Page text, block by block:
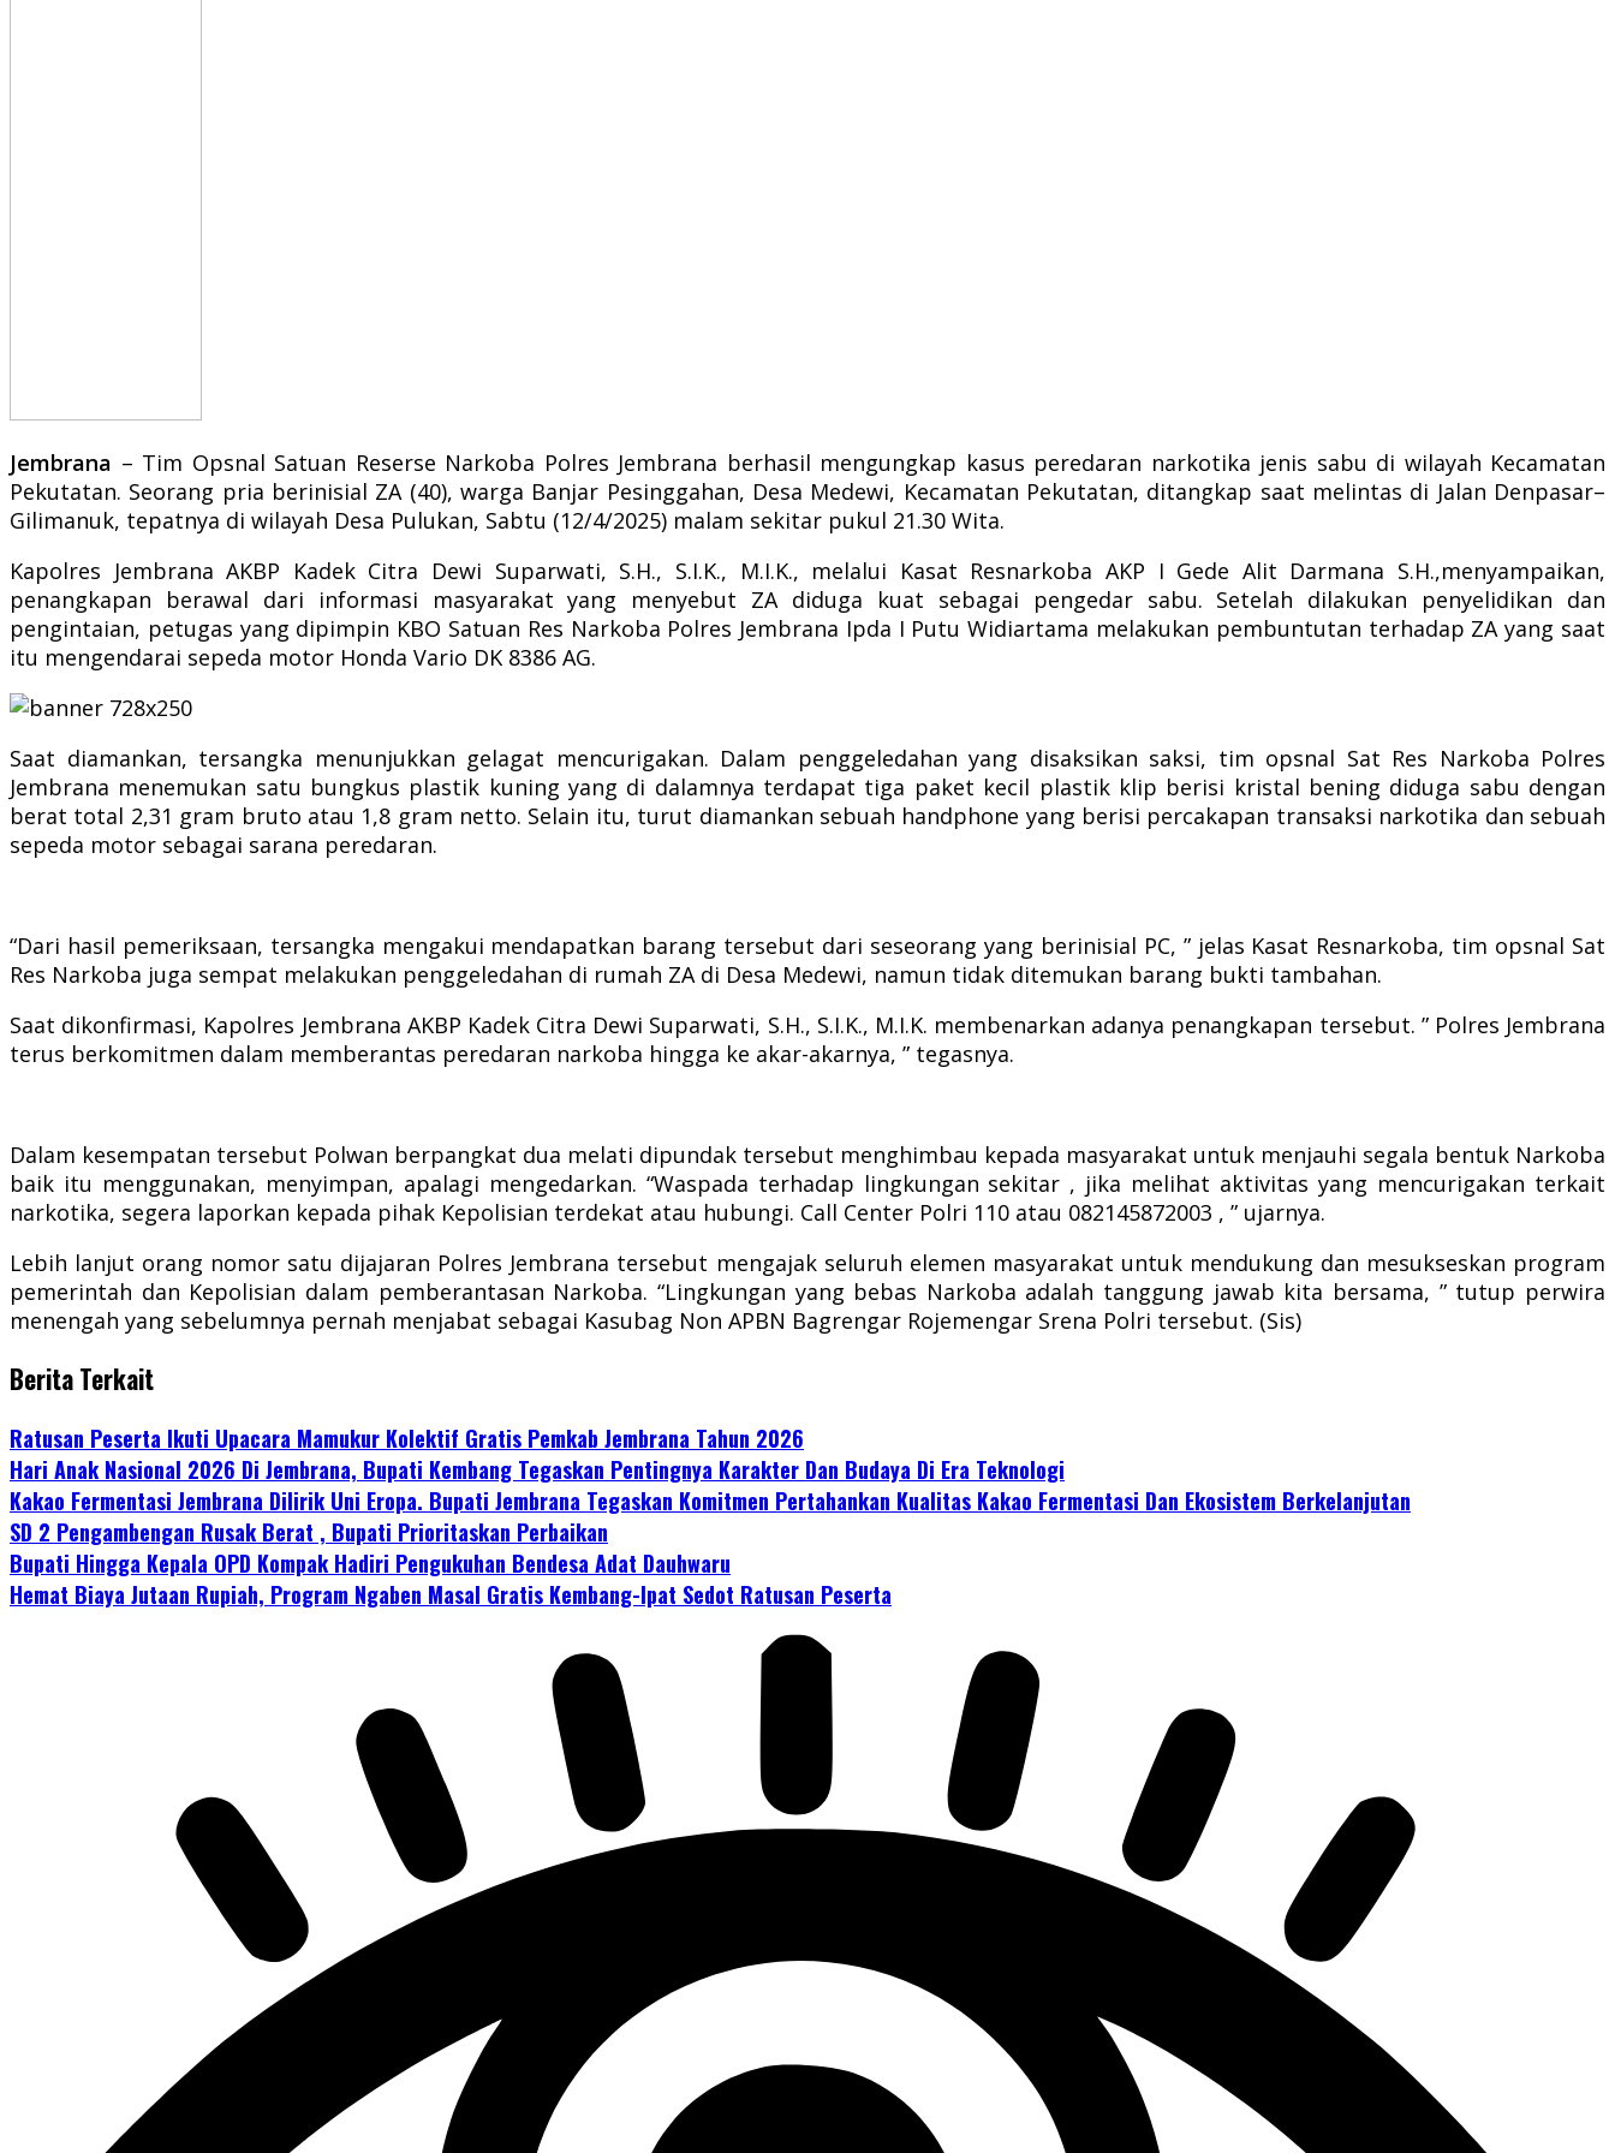
Jembrana – Tim Opsnal Satuan Reserse Narkoba Polres Jembrana berhasil mengungkap kasus peredaran narkotika jenis sabu di wilayah Kecamatan
Pekutatan. Seorang pria berinisial ZA (40), warga Banjar Pesinggahan, Desa Medewi, Kecamatan Pekutatan, ditangkap saat melintas di Jalan Denpasar–
Gilimanuk, tepatnya di wilayah Desa Pulukan, Sabtu (12/4/2025) malam sekitar pukul 21.30 Wita.
Kapolres Jembrana AKBP Kadek Citra Dewi Suparwati, S.H., S.I.K., M.I.K., melalui Kasat Resnarkoba AKP I Gede Alit Darmana S.H.,menyampaikan,
penangkapan berawal dari informasi masyarakat yang menyebut ZA diduga kuat sebagai pengedar sabu. Setelah dilakukan penyelidikan dan
pengintaian, petugas yang dipimpin KBO Satuan Res Narkoba Polres Jembrana Ipda I Putu Widiartama melakukan pembuntutan terhadap ZA yang saat
itu mengendarai sepeda motor Honda Vario DK 8386 AG.
Saat diamankan, tersangka menunjukkan gelagat mencurigakan. Dalam penggeledahan yang disaksikan saksi, tim opsnal Sat Res Narkoba Polres
Jembrana menemukan satu bungkus plastik kuning yang di dalamnya terdapat tiga paket kecil plastik klip berisi kristal bening diduga sabu dengan
berat total 2,31 gram bruto atau 1,8 gram netto. Selain itu, turut diamankan sebuah handphone yang berisi percakapan transaksi narkotika dan sebuah
sepeda motor sebagai sarana peredaran.
“Dari hasil pemeriksaan, tersangka mengakui mendapatkan barang tersebut dari seseorang yang berinisial PC, ” jelas Kasat Resnarkoba, tim opsnal Sat
Res Narkoba juga sempat melakukan penggeledahan di rumah ZA di Desa Medewi, namun tidak ditemukan barang bukti tambahan.
Saat dikonfirmasi, Kapolres Jembrana AKBP Kadek Citra Dewi Suparwati, S.H., S.I.K., M.I.K. membenarkan adanya penangkapan tersebut. ” Polres Jembrana
terus berkomitmen dalam memberantas peredaran narkoba hingga ke akar-akarnya, ” tegasnya.
Dalam kesempatan tersebut Polwan berpangkat dua melati dipundak tersebut menghimbau kepada masyarakat untuk menjauhi segala bentuk Narkoba
baik itu menggunakan, menyimpan, apalagi mengedarkan. “Waspada terhadap lingkungan sekitar , jika melihat aktivitas yang mencurigakan terkait
narkotika, segera laporkan kepada pihak Kepolisian terdekat atau hubungi. Call Center Polri 110 atau 082145872003 , ” ujarnya.
Lebih lanjut orang nomor satu dijajaran Polres Jembrana tersebut mengajak seluruh elemen masyarakat untuk mendukung dan mesukseskan program
pemerintah dan Kepolisian dalam pemberantasan Narkoba. “Lingkungan yang bebas Narkoba adalah tanggung jawab kita bersama, ” tutup perwira
menengah yang sebelumnya pernah menjabat sebagai Kasubag Non APBN Bagrengar Rojemengar Srena Polri tersebut. (Sis)
Berita Terkait
Ratusan Peserta Ikuti Upacara Mamukur Kolektif Gratis Pemkab Jembrana Tahun 2026
Hari Anak Nasional 2026 Di Jembrana, Bupati Kembang Tegaskan Pentingnya Karakter Dan Budaya Di Era Teknologi
Kakao Fermentasi Jembrana Dilirik Uni Eropa. Bupati Jembrana Tegaskan Komitmen Pertahankan Kualitas Kakao Fermentasi Dan Ekosistem Berkelanjutan
SD 2 Pengambengan Rusak Berat , Bupati Prioritaskan Perbaikan
Bupati Hingga Kepala OPD Kompak Hadiri Pengukuhan Bendesa Adat Dauhwaru
Hemat Biaya Jutaan Rupiah, Program Ngaben Masal Gratis Kembang-Ipat Sedot Ratusan Peserta